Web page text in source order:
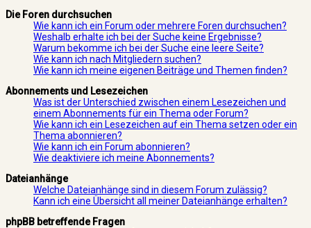
Die Foren durchsuchen
Wie kann ich ein Forum oder mehrere Foren durchsuchen?
Weshalb erhalte ich bei der Suche keine Ergebnisse?
Warum bekomme ich bei der Suche eine leere Seite?
Wie kann ich nach Mitgliedern suchen?
Wie kann ich meine eigenen Beiträge und Themen finden?
Abonnements und Lesezeichen
Was ist der Unterschied zwischen einem Lesezeichen und
einem Abonnements für ein Thema oder Forum?
Wie kann ich ein Lesezeichen auf ein Thema setzen oder ein
Thema abonnieren?
Wie kann ich ein Forum abonnieren?
Wie deaktiviere ich meine Abonnements?
Dateianhänge
Welche Dateianhänge sind in diesem Forum zulässig?
Kann ich eine Übersicht all meiner Dateianhänge erhalten?
phpBB betreffende Fragen